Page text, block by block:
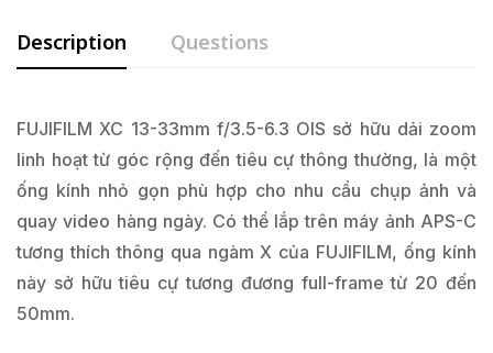
Description Questions
FUJIFILM XC 13-33mm f/3.5-6.3 OIS sở hữu dải zoom
linh hoạt từ góc rộng đến tiêu cự thông thường, là một
ống kính nhỏ gọn phù hợp cho nhu cầu chụp ảnh và
quay video hàng ngày. Có thể lắp trên máy ảnh APS-C
tương thích thông qua ngàm X của FUJIFILM, ống kính
này sở hữu tiêu cự tương đương full-frame từ 20 đến
50mm.